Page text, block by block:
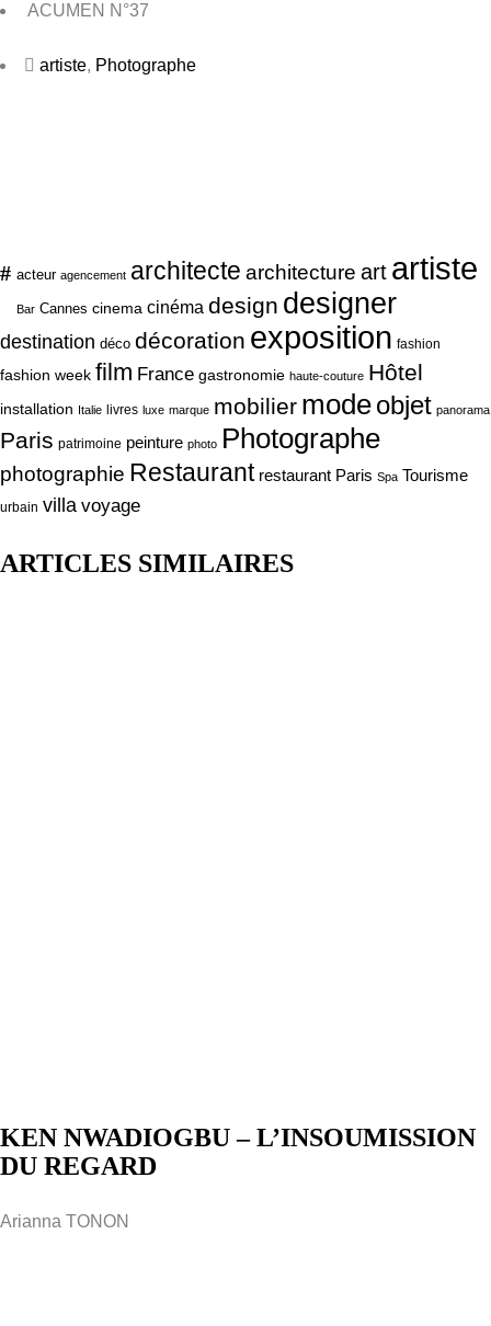
ACUMEN N°37
artiste, Photographe
# acteur agencement architecte architecture art artiste
Bar Cannes cinema cinéma design designer
destination déco décoration exposition fashion
fashion week film France gastronomie haute-couture Hôtel
installation Italie livres luxe marque mobilier modeobjet panorama
Paris patrimoine peinture photo Photographe
photographie Restaurant restaurant Paris Spa Tourisme
urbain villa voyage
ARTICLES SIMILAIRES
KEN NWADIOGBU – L’INSOUMISSION
DU REGARD
Arianna TONON